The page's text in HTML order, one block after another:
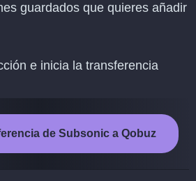
guardados que quieres añadir
e inicia la transferencia
de Subsonic a Qobuz